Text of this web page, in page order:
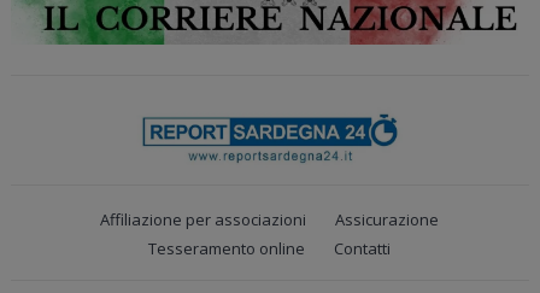
Affiliazione per associazioni
Assicurazione
Tesseramento online
Contatti